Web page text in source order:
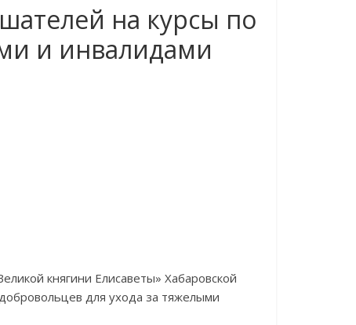
на курсы по
и инвалидами
княгини Елисаветы» Хабаровской
для ухода за тяжелыми